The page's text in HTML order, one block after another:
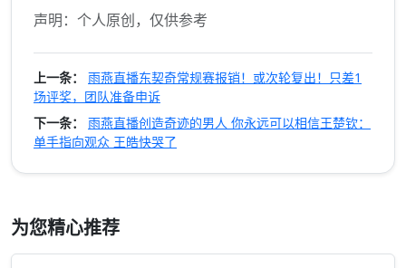
声明：个人原创，仅供参考
上一条：
雨燕直播东契奇常规赛报销！或次轮复出！只差1
场评奖，团队准备申诉
下一条：
雨燕直播创造奇迹的男人 你永远可以相信王楚钦：
单手指向观众 王皓快哭了
为您精心推荐